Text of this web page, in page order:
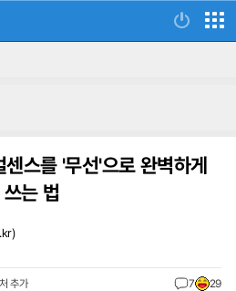
스를 '무선'으로 완벽하게
쓰는 법
)
추가 7 29